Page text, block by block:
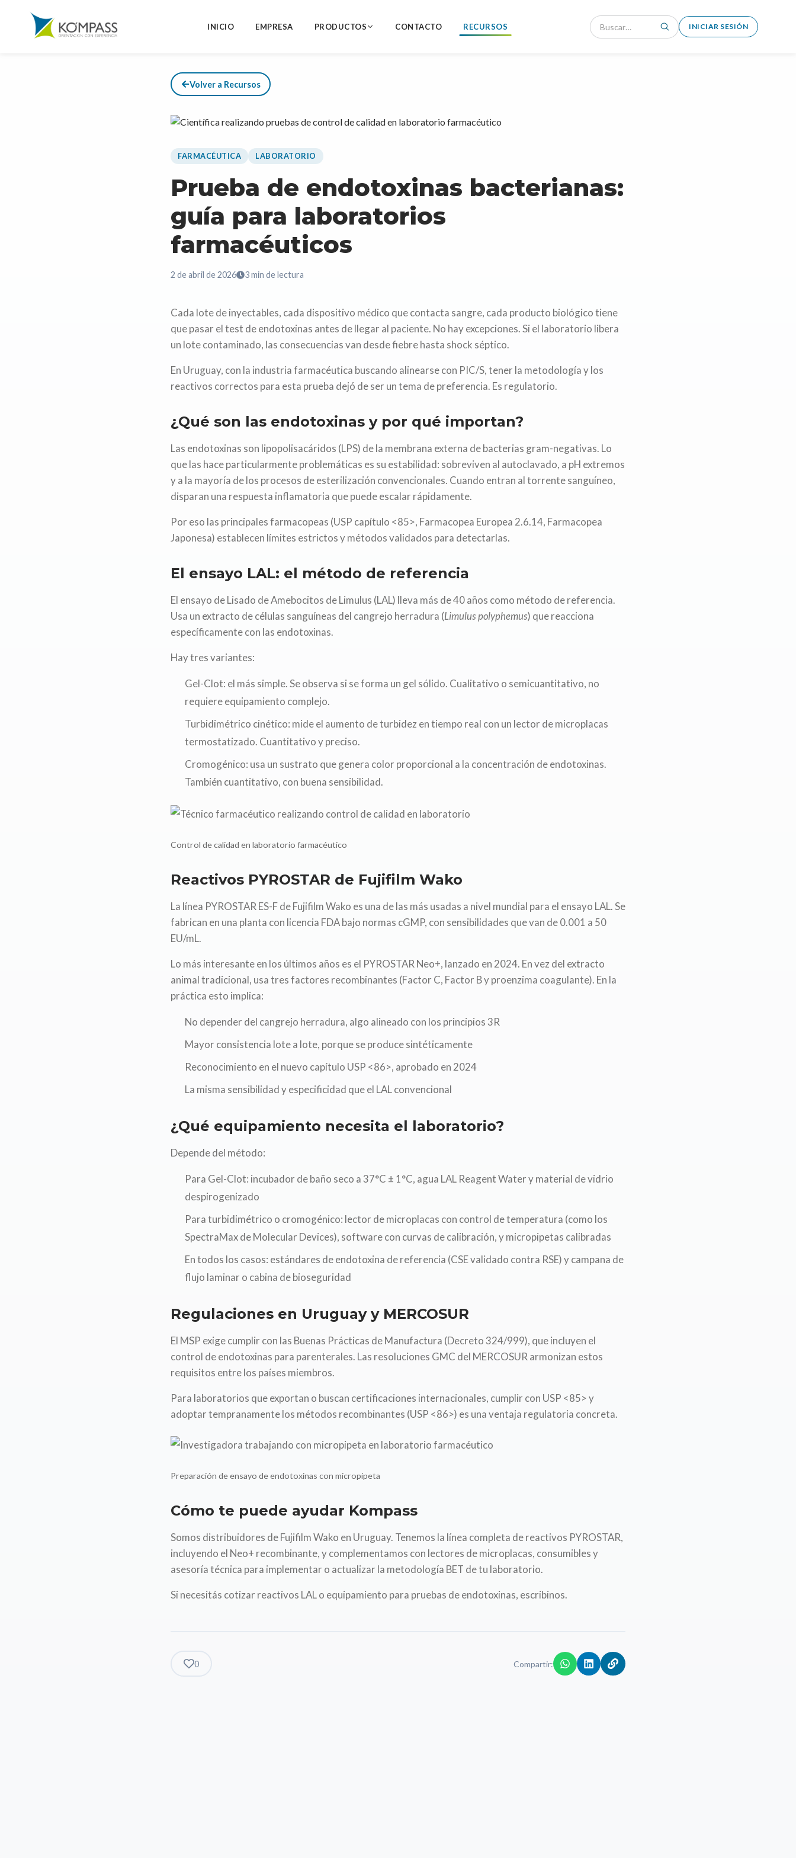
INICIO EMPRESA PRODUCTOS CONTACTO RECURSOS INICIAR SESIÓN
Volver a Recursos
FARMACÉUTICA LABORATORIO
Prueba de endotoxinas bacterianas:
guía para laboratorios
farmacéuticos
2 de abril de 2026 3min de lectura
Cada lote de inyectables, cada dispositivo médico que contacta sangre, cada producto biológico tiene
que pasar el test de endotoxinas antes de llegar al paciente. No hay excepciones. Si el laboratorio libera
un lote contaminado, las consecuencias van desde fiebre hasta shock séptico.
En Uruguay, con la industria farmacéutica buscando alinearse con PIC/S, tener la metodología y los
reactivos correctos para esta prueba dejó de ser un tema de preferencia. Es regulatorio.
¿Qué son las endotoxinas y por qué importan?
Las endotoxinas son lipopolisacáridos (LPS) de la membrana externa de bacterias gram-negativas. Lo
que las hace particularmente problemáticas es su estabilidad: sobreviven al autoclavado, a pH extremos
y a la mayoría de los procesos de esterilización convencionales. Cuando entran al torrente sanguíneo,
disparan una respuesta inflamatoria que puede escalar rápidamente.
Por eso las principales farmacopeas (USP capítulo <85>, Farmacopea Europea 2.6.14, Farmacopea
Japonesa) establecen límites estrictos y métodos validados para detectarlas.
El ensayo LAL: el método de referencia
El ensayo de Lisado de Amebocitos de Limulus (LAL) lleva más de 40 años como método de referencia.
Usa un extracto de células sanguíneas del cangrejo herradura (Limulus polyphemus) que reacciona
específicamente con las endotoxinas.
Hay tres variantes:
Gel-Clot: el más simple. Se observa si se forma un gel sólido. Cualitativo o semicuantitativo, no
requiere equipamiento complejo.
Turbidimétrico cinético: mide el aumento de turbidez en tiempo real con un lector de microplacas
termostatizado. Cuantitativo y preciso.
Cromogénico: usa un sustrato que genera color proporcional a la concentración de endotoxinas.
También cuantitativo, con buena sensibilidad.
Control de calidad en laboratorio farmacéutico
Reactivos PYROSTAR de Fujifilm Wako
La línea PYROSTAR ES-F de Fujifilm Wako es una de las más usadas a nivel mundial para el ensayo LAL. Se
fabrican en una planta con licencia FDA bajo normas cGMP, con sensibilidades que van de 0.001 a 50
EU/mL.
Lo más interesante en los últimos años es el PYROSTAR Neo+, lanzado en 2024. En vez del extracto
animal tradicional, usa tres factores recombinantes (Factor C, Factor B y proenzima coagulante). En la
práctica esto implica:
No depender del cangrejo herradura, algo alineado con los principios 3R
Mayor consistencia lote a lote, porque se produce sintéticamente
Reconocimiento en el nuevo capítulo USP <86>, aprobado en 2024
La misma sensibilidad y especificidad que el LAL convencional
¿Qué equipamiento necesita el laboratorio?
Depende del método:
Para Gel-Clot: incubador de baño seco a 37°C ± 1°C, agua LAL Reagent Water y material de vidrio
despirogenizado
Para turbidimétrico o cromogénico: lector de microplacas con control de temperatura (como los
SpectraMax de Molecular Devices), software con curvas de calibración, y micropipetas calibradas
En todos los casos: estándares de endotoxina de referencia (CSE validado contra RSE) y campana de
flujo laminar o cabina de bioseguridad
Regulaciones en Uruguay y MERCOSUR
El MSP exige cumplir con las Buenas Prácticas de Manufactura (Decreto 324/999), que incluyen el
control de endotoxinas para parenterales. Las resoluciones GMC del MERCOSUR armonizan estos
requisitos entre los países miembros.
Para laboratorios que exportan o buscan certificaciones internacionales, cumplir con USP <85> y
adoptar tempranamente los métodos recombinantes (USP <86>) es una ventaja regulatoria concreta.
Preparación de ensayo de endotoxinas con micropipeta
Cómo te puede ayudar Kompass
Somos distribuidores de Fujifilm Wako en Uruguay. Tenemos la línea completa de reactivos PYROSTAR,
incluyendo el Neo+ recombinante, y complementamos con lectores de microplacas, consumibles y
asesoría técnica para implementar o actualizar la metodología BET de tu laboratorio.
Si necesitás cotizar reactivos LAL o equipamiento para pruebas de endotoxinas, escribinos.
0 Compartir: